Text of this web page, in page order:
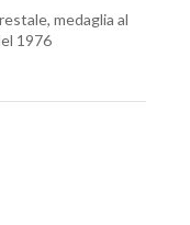
medaglia al
1976